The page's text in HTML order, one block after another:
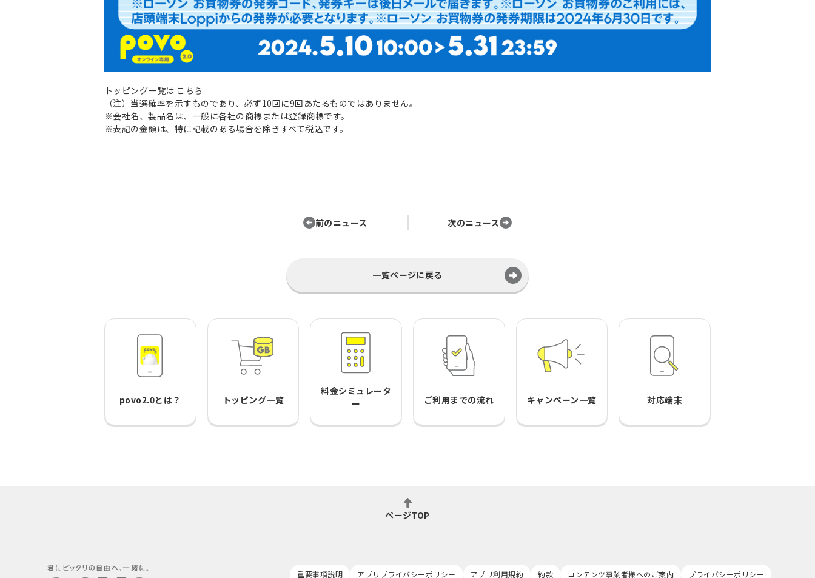
トッピング一覧は こちら
（注）当選確率を示すものであり、必ず10回に9回あたるものではありません。
※会社名、製品名は、一般に各社の商標または登録商標です。
※表記の金額は、特に記載のある場合を除きすべて税込です。
前のニュース 次のニュース
一覧ページに戻る
povo2.0とは？ トッピング一覧
料金シミュレータ
ー
ご利用までの流れ キャンペーン一覧 対応端末
ページTOP
重要事項説明 アプリプライバシーポリシー アプリ利用規約 約款 コンテンツ事業者様へのご案内 プライバシーポリシー